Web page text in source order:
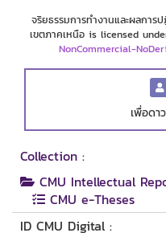
จริยธรรมการทำงานและผลกา
เขตภาคเหนือ is licensed
NonCommercial-
เพื่อดา
Collection :
CMU Intellectual
CMU e-Theses
ID CMU Digital :